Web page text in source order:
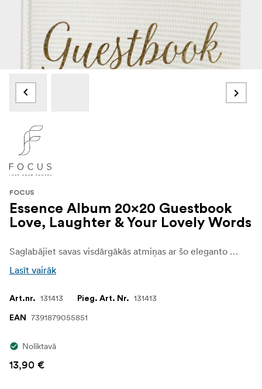
FOCUS
Essence Album 20x20 Guestbook
Love, Laughter & Your Lovely Words
Saglabājiet savas visdārgākās atmiņas ar šo eleganto fotoalbumu, kam ir ērtas ievelkamas kabatas un izklāta vieta rakstīšanai. Albumā ir līdz 300 fotogrāfijām 10x15 cm formātā, tāpēc tas ir ideāli piemērots īpašu dzīves mirkļu iemūžināšanai..
Lasīt vairāk
Art.nr. 131413 Pieg. Art. Nr. 131413
EAN 7391879055851
Noliktavā
13,90 €